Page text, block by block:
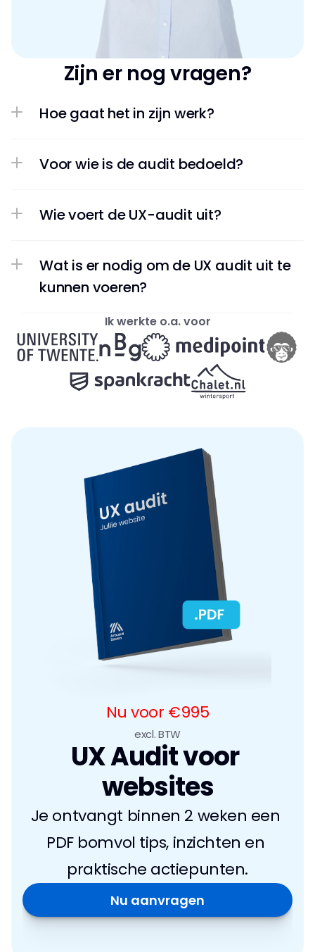
Zijn er nog vragen?
Hoe gaat het in zijn werk?
Voor wie is de audit bedoeld?
Wie voert de UX-audit uit?
Wat is er nodig om de UX audit uit te
Ik werkte o.a. voor
Nu voor €995
excl. BTW
UX Audit voor
websites
Je ontvangt binnen 2 weken een
PDF bomvol tips, inzichten en
praktische actiepunten.
Nu aanvragen